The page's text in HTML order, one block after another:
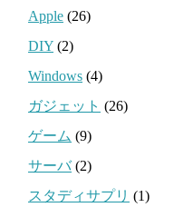
Apple (26)
DIY (2)
Windows (4)
ガジェット (26)
ゲーム (9)
サーバ(2)
スタディサプリ (1)